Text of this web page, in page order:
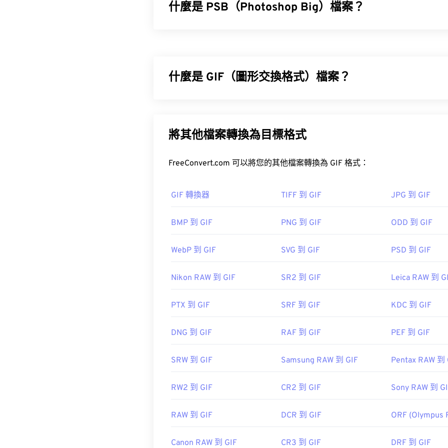
什麼是 PSB（Photoshop Big）檔案？
因此是處理大型 Photoshop 檔案的理想選擇。
如 GIF、JPG、EPS、PNG 等）的最佳程式。
初始發布日期：
1990 年 2 月 19 日
什麼是 GIF（圖形交換格式）檔案？
GIF 最常見的用途是以動畫形式出現在廣告、社群媒體上的情緒回覆和表情符
如何開啟 GIF 檔案？
幾乎所有網頁瀏覽器都支援 GIF，這使其比其他圖像格式（例如 PNG）更具優勢
Adobe Photoshop
utm_source=bing&utm_medium=cpc&utm_term=
target="_blank">NXT Pro
將其他檔案轉換為目標格式
FreeConvert.com 可以將您的其他檔案轉換為 GIF 格式：
GIF 轉換器 TIFF 到 GIF JPG 到 GIF
BMP 到 GIF PNG 到 GIF ODD 到 GIF
WebP 到 GIF SVG 到 GIF PSD 到 GIF
Nikon RAW 到 GIF SR2 到 GIF Leica RAW 到
PTX 到 GIF SRF 到 GIF KDC 到 GIF
DNG 到 GIF RAF 到 GIF PEF 到 GIF
SRW 到 GIF Samsung RAW 到 GIF Pentax RAW 到
RW2 到 GIF CR2 到 GIF Sony RAW 到
RAW 到 GIF DCR 到 GIF ORF (Olympus
Canon RAW 到 GIF CR3 到 GIF DRF 到 GIF